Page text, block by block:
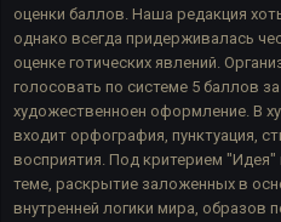
оценки баллов. Наша редакция
однако всегда придерживалась
оценке готических явлений.
голосовать по системе 5 баллов
художественноен оформление. В
входит орфография, пунктуация
восприятия Под критерием "Идея"
теме, раскрытие заложенных в
внутренней логики мира, образов